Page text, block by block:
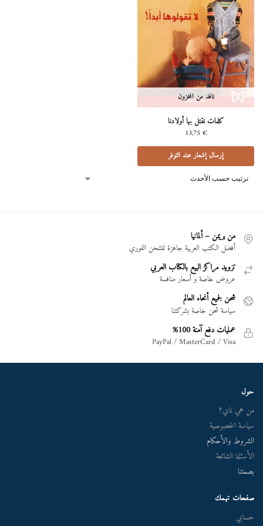
نافد من المخزون
كلمات نقتل بها أولادنا
13,75€
إرسال إشعار عند التوفر
من بريمن – ألمانيا
أفضل الكتب العربية جاهزة للشحن الفوري
تزويد مراكز البيع بالكتاب العربي
عروض خاصة و أسعار منافسة
شحن لجميع أنحاء العالم
سياسة شحن خاصة بشركتنا
عمليات دفع آمنة 100%
PayPal / MasterCard / Visa
حول
من هي ناي؟
سياسة الخصوصية
الشروط والأحكام
الأسئلة الشائعة
بصمتنا
صفحات تهمك
حسابي